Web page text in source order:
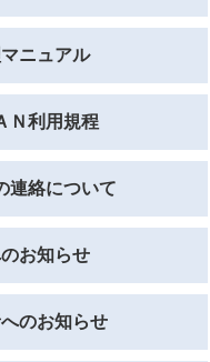
ニュアル
Ｎ利用規程
連絡について
お知らせ
のお知らせ